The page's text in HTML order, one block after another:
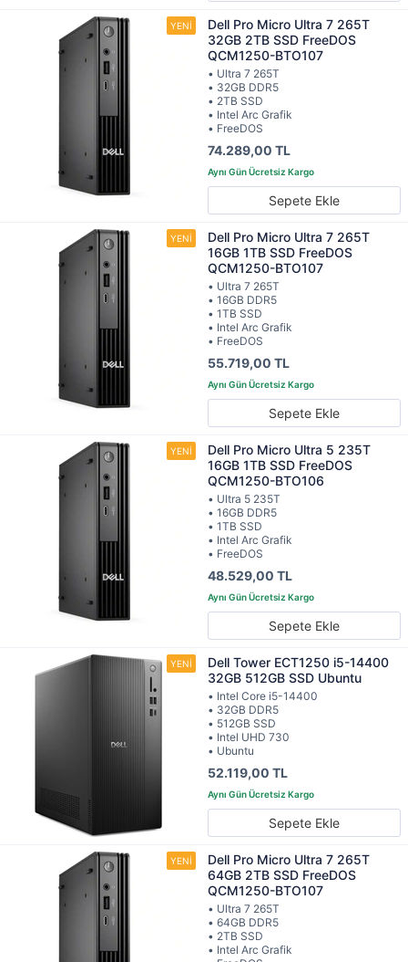
Dell Pro Micro Ultra 7 265T
32GB 2TB SSD FreeDOS
QCM1250-BTO107
• Ultra 7 265T
• 32GB DDR5
• 2TB SSD
• Intel Arc Grafik
• FreeDOS
74.289,00 TL
Sepete Ekle
Dell Pro Micro Ultra 7 265T
16GB 1TB SSD FreeDOS
QCM1250-BTO107
• Ultra 7 265T
• 16GB DDR5
• 1TB SSD
• Intel Arc Grafik
• FreeDOS
55.719,00 TL
Sepete Ekle
Dell Pro Micro Ultra 5 235T
16GB 1TB SSD FreeDOS
QCM1250-BTO106
• Ultra 5 235T
• 16GB DDR5
• 1TB SSD
• Intel Arc Grafik
• FreeDOS
48.529,00 TL
Sepete Ekle
Dell Tower ECT1250 i5-14400
32GB 512GB SSD Ubuntu
• Intel Core i5-14400
• 32GB DDR5
• 512GB SSD
• Intel UHD 730
• Ubuntu
52.119,00 TL
Sepete Ekle
Dell Pro Micro Ultra 7 265T
64GB 2TB SSD FreeDOS
QCM1250-BTO107
• Ultra 7 265T
• 64GB DDR5
• 2TB SSD
• Intel Arc Grafik